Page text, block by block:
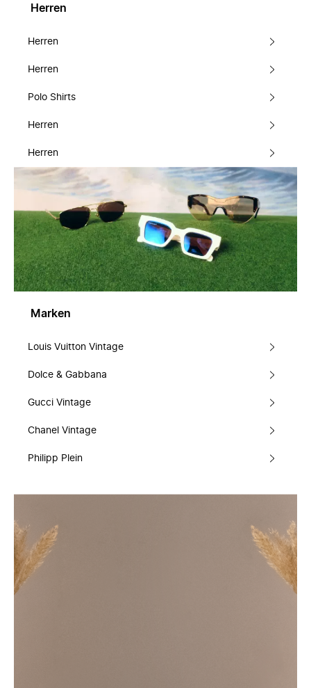
Herren
Herren
Herren
Polo Shirts
Herren
Herren
Marken
Louis Vuitton Vintage
Dolce & Gabbana
Gucci Vintage
Chanel Vintage
Philipp Plein